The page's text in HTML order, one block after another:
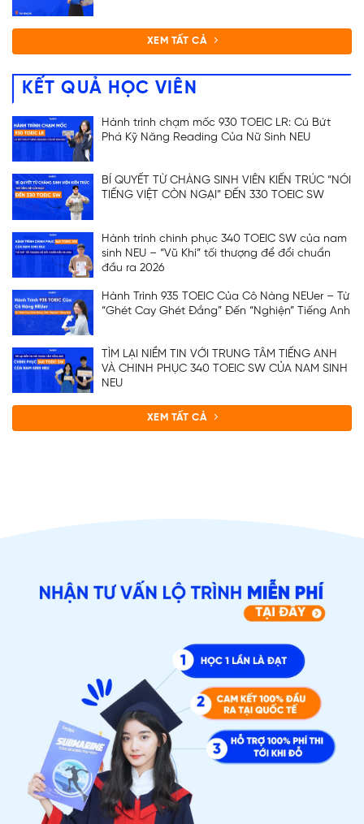
XEM TẤT CẢ
KẾT QUẢ HỌC VIÊN
Hành trình chạm mốc 930 TOEIC LR: Cú Bứt
Phá Kỹ Năng Reading Của Nữ Sinh NEU
BÍ QUYẾT TỪ CHÀNG SINH VIÊN KIẾN TRÚC “NÓI
TIẾNG VIỆT CÒN NGẠI” ĐẾN 330 TOEIC SW
Hành trình chinh phục 340 TOEIC SW của nam
sinh NEU – “Vũ Khí” tối thượng để đổi chuẩn
đầu ra 2026
Hành Trình 935 TOEIC Của Cô Nàng NEUer – Từ
“Ghét Cay Ghét Đắng” Đến “Nghiện” Tiếng Anh
TÌM LẠI NIỀM TIN VỚI TRUNG TÂM TIẾNG ANH
VÀ CHINH PHỤC 340 TOEIC SW CỦA NAM SINH
NEU
XEM TẤT CẢ
ĐĂNG KÝ TƯ VẤN